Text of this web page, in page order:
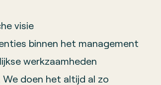
visie
binnen het management
werkzaamheden
We doen het altijd al zo